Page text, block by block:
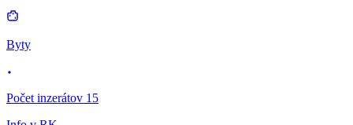
Byty
Počet inzerátov 15